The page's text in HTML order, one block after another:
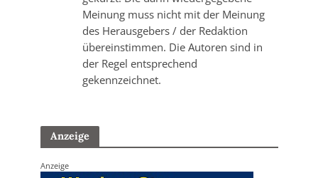
Meinung muss nicht mit der Meinung
des Herausgebers / der Redaktion
übereinstimmen. Die Autoren sind in
der Regel entsprechend
gekennzeichnet.
Anzeige
Anzeige